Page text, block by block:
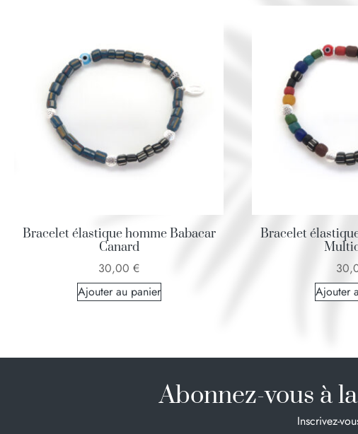
Bracelet élastique homme Babacar
Canard
30,00 €
Ajouter au panier
Bracelet
Ajouter
Abonnez-vous à
Inscrivez-